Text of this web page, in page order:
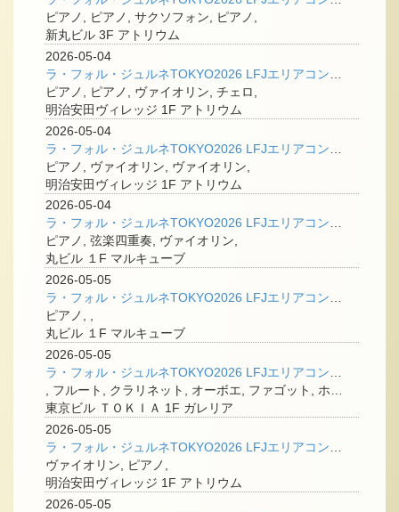
ピアノ, ピアノ, サクソフォン, ピアノ,
新丸ビル 3F アトリウム
2026-05-04
ピアノ, ピアノ, ヴァイオリン, チェロ,
明治安田ヴィレッジ 1F アトリウム
2026-05-04
ピアノ, ヴァイオリン, ヴァイオリン,
明治安田ヴィレッジ 1F アトリウム
2026-05-04
ラ・フォル・ジュルネTOKYO2026 LFJエリアコンサート＠丸の内 「ブラームス：ピアノ五重奏曲」
ピアノ, 弦楽四重奏, ヴァイオリン,
丸ビル １F マルキューブ
2026-05-05
ラ・フォル・ジュルネTOKYO2026 LFJエリアコンサート＠丸の内 「水と光、流れゆく音のドラマ」
ピアノ, ,
丸ビル １F マルキューブ
2026-05-05
東京ビル ＴＯＫＩＡ 1F ガレリア
2026-05-05
ヴァイオリン, ピアノ,
明治安田ヴィレッジ 1F アトリウム
2026-05-05